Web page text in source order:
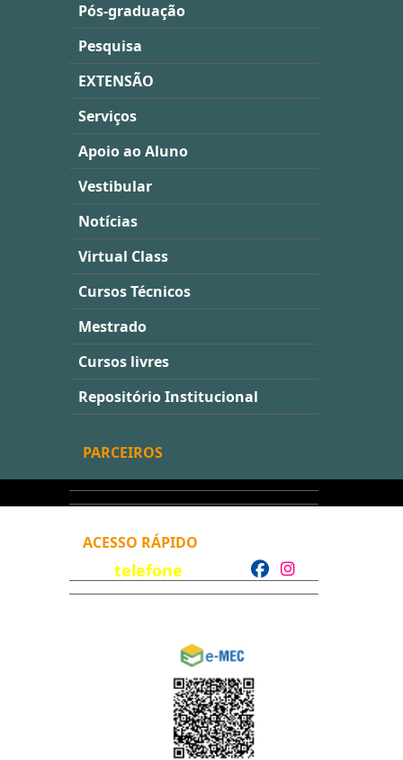
Pós-graduação
Pesquisa
EXTENSÃO
Serviços
Apoio ao Aluno
Vestibular
Notícias
Virtual Class
Cursos Técnicos
Mestrado
Cursos livres
Repositório Institucional
PARCEIROS
ACESSO RÁPIDO
telefone